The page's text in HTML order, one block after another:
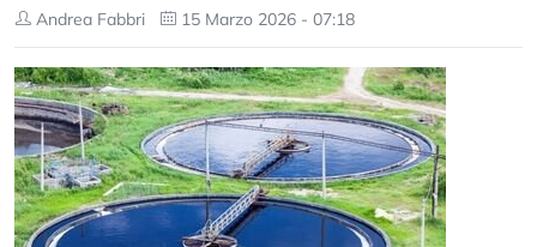
Andrea Fabbri 15 Marzo 2026 - 07:18